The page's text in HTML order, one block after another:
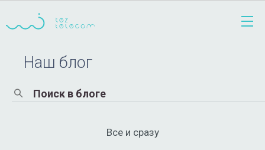
Наш блог
Все и сразу